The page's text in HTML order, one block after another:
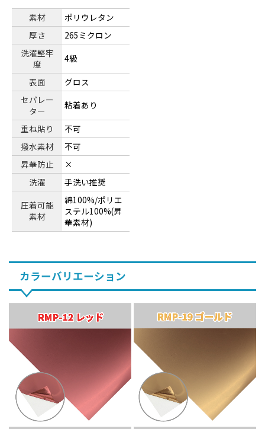
素材
ポリウレタン
厚さ
265ミクロン
洗濯堅牢
度
4級
表面
グロス
セパレー
ター
粘着あり
重ね貼り
不可
撥水素材
不可
昇華防止
×
洗濯
手洗い推奨
圧着可能
素材
綿100%/ポリエ
ステル100%(昇
華素材)
カラーバリエーション